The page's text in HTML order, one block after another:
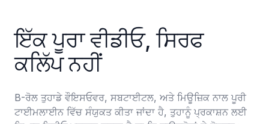
ਇੱਕ ਪੂਰਾ ਵੀਡੀਓ, ਸਿਰਫ
ਕਲਿੱਪ ਨਹੀਂ
B-ਰੋਲ ਤੁਹਾਡੇ ਵੌਇਸਓਵਰ, ਸਬਟਾਈਟਲ, ਅਤੇ ਮਿਊਜ਼ਿਕ ਨਾਲ ਪੂਰੀ
ਟਾਈਮਲਾਈਨ ਵਿੱਚ ਸੰਯੁਕਤ ਕੀਤਾ ਜਾਂਦਾ ਹੈ, ਤੁਹਾਨੂੰ ਪ੍ਰਕਾਸ਼ਨ ਲਈ